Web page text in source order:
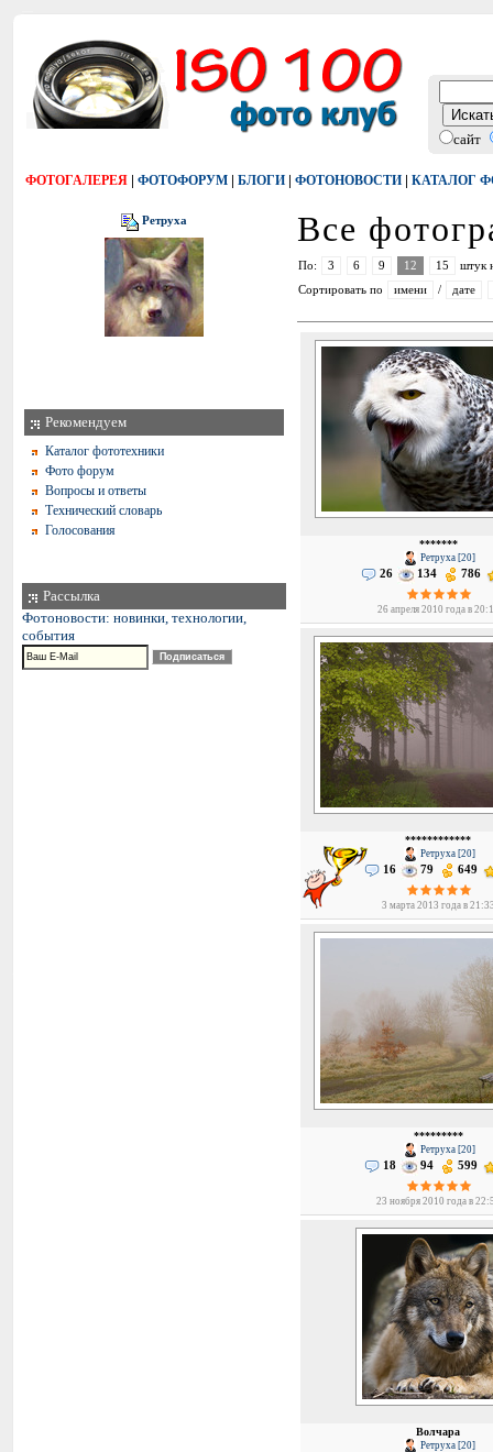
сайт
ФОТОГАЛЕРЕЯ | ФОТОФОРУМ | БЛОГИ | ФОТОНОВОСТИ | КАТАЛОГ
Ретруха
Рекомендуем
Каталог фототехники
Фото форум
Вопросы и ответы
Технический словарь
Голосования
Рассылка
Фотоновости: новинки, технологии,
события
Все
По: 3 6 9 12 15
штук
Сортировать по
имени / дате
*******
Ретруха [20]
26 134 786
26 апреля 2010 года в
************
Ретруха [20]
16 79 649
3 марта 2013 года в
*********
Ретруха [20]
18 94 599
23 ноября 2010 года в
Волчара
Ретруха [20]